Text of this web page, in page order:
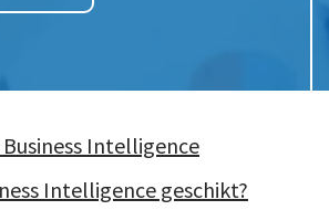
Business Intelligence
Intelligence geschikt?